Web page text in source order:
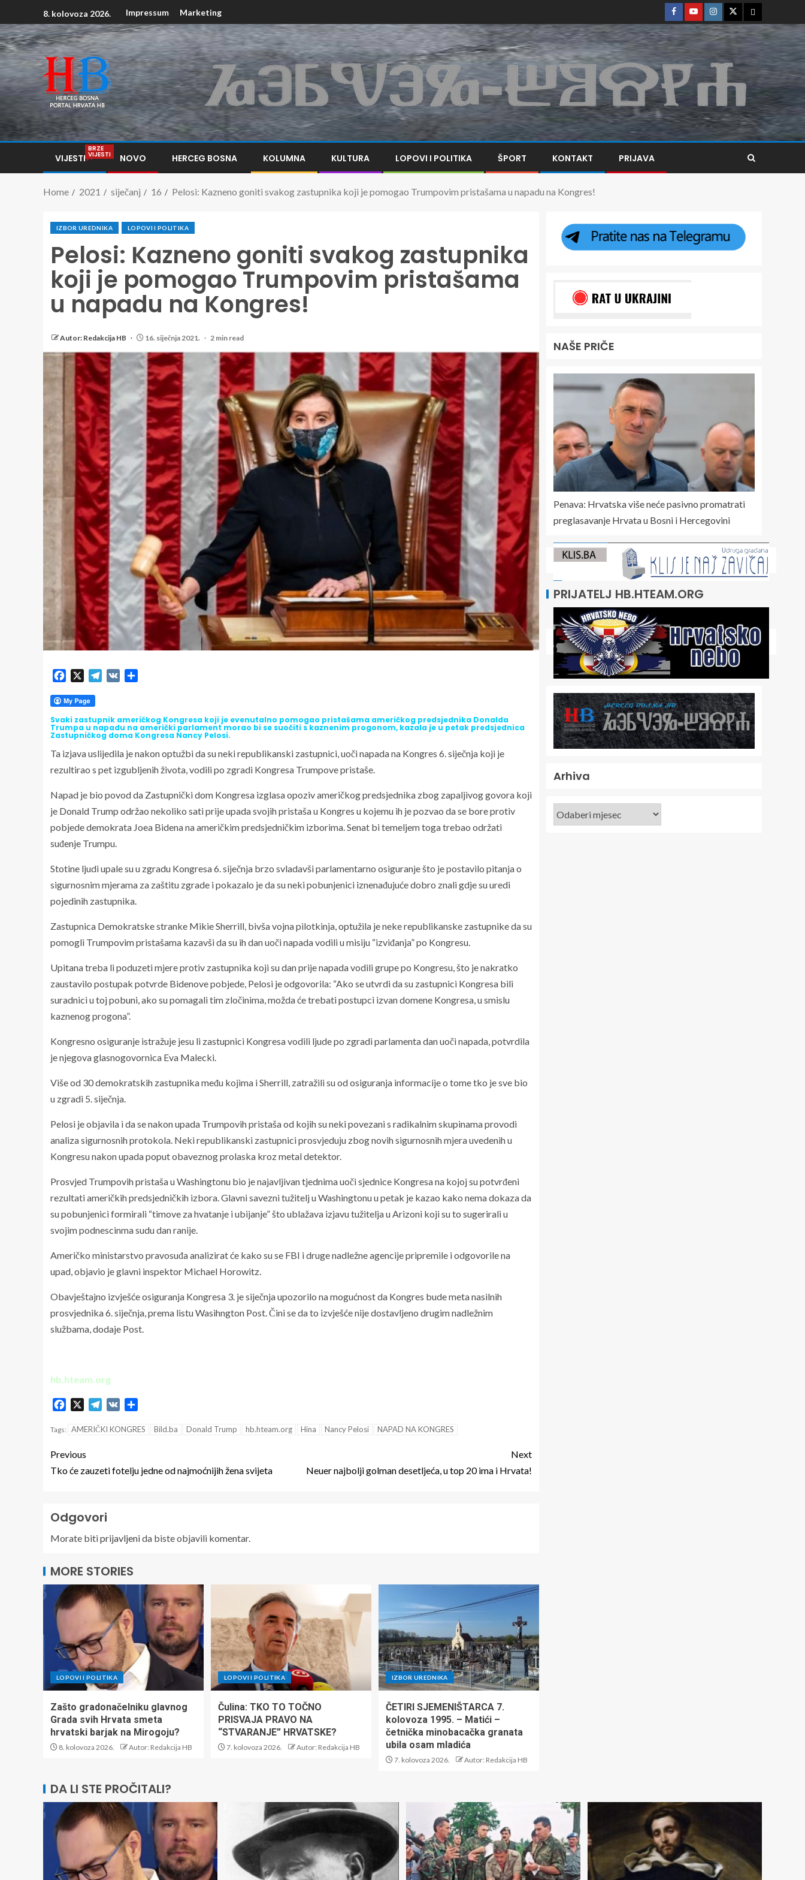
8. kolovoza 2026. Impressum Marketing
VIJESTI
BRZE
VIJESTI NOVO HERCEG BOSNA KOLUMNA KULTURA LOPOVI I POLITIKA ŠPORT KONTAKT PRIJAVA
Home 2021 siječanj 16 Pelosi: Kazneno goniti svakog zastupnika koji je pomogao Trumpovim pristašama u napadu na Kongres!
IZBOR UREDNIKA LOPOVI I POLITIKA
Pelosi: Kazneno goniti svakog zastupnika
koji je pomogao Trumpovim pristašama
u napadu na Kongres!
Autor: Redakcija HB 16. siječnja 2021. 2 min read
Facebook Telegram
VK
Svaki zastupnik američkog Kongresa koji je evenutalno pomogao pristašama američkog predsjednika Donalda
Trumpa u napadu na američki parlament morao bi se suočiti s kaznenim progonom, kazala je u petak predsjednica
Zastupničkog doma Kongresa Nancy Pelosi.
Ta izjava uslijedila je nakon optužbi da su neki republikanski zastupnici, uoči napada na Kongres 6. siječnja koji je
rezultirao s pet izgubljenih života, vodili po zgradi Kongresa Trumpove pristaše.
Napad je bio povod da Zastupnički dom Kongresa izglasa opoziv američkog predsjednika zbog zapaljivog govora koji
je Donald Trump održao nekoliko sati prije upada svojih pristaša u Kongres u kojemu ih je pozvao da se bore protiv
pobjede demokrata Joea Bidena na američkim predsjedničkim izborima. Senat bi temeljem toga trebao održati
suđenje Trumpu.
Stotine ljudi upale su u zgradu Kongresa 6. siječnja brzo svladavši parlamentarno osiguranje što je postavilo pitanja o
sigurnosnim mjerama za zaštitu zgrade i pokazalo je da su neki pobunjenici iznenađujuće dobro znali gdje su uredi
pojedinih zastupnika.
Zastupnica Demokratske stranke Mikie Sherrill, bivša vojna pilotkinja, optužila je neke republikanske zastupnike da su
pomogli Trumpovim pristašama kazavši da su ih dan uoči napada vodili u misiju “izviđanja” po Kongresu.
Upitana treba li poduzeti mjere protiv zastupnika koji su dan prije napada vodili grupe po Kongresu, što je nakratko
zaustavilo postupak potvrde Bidenove pobjede, Pelosi je odgovorila: “Ako se utvrdi da su zastupnici Kongresa bili
suradnici u toj pobuni, ako su pomagali tim zločinima, možda će trebati postupci izvan domene Kongresa, u smislu
kaznenog progona”.
Kongresno osiguranje istražuje jesu li zastupnici Kongresa vodili ljude po zgradi parlamenta dan uoči napada, potvrdila
je njegova glasnogovornica Eva Malecki.
Više od 30 demokratskih zastupnika među kojima i Sherrill, zatražili su od osiguranja informacije o tome tko je sve bio
u zgradi 5. siječnja.
Pelosi je objavila i da se nakon upada Trumpovih pristaša od kojih su neki povezani s radikalnim skupinama provodi
analiza sigurnosnih protokola. Neki republikanski zastupnici prosvjeduju zbog novih sigurnosnih mjera uvedenih u
Kongresu nakon upada poput obaveznog prolaska kroz metal detektor.
Prosvjed Trumpovih pristaša u Washingtonu bio je najavljivan tjednima uoči sjednice Kongresa na kojoj su potvrđeni
rezultati američkih predsjedničkih izbora. Glavni savezni tužitelj u Washingtonu u petak je kazao kako nema dokaza da
su pobunjenici formirali “timove za hvatanje i ubijanje” što ublažava izjavu tužitelja u Arizoni koji su to sugerirali u
svojim podnescinma sudu dan ranije.
Američko ministarstvo pravosuđa analizirat će kako su se FBI i druge nadležne agencije pripremile i odgovorile na
upad, objavio je glavni inspektor Michael Horowitz.
Obavještajno izvješće osiguranja Kongresa 3. je siječnja upozorilo na mogućnost da Kongres bude meta nasilnih
prosvjednika 6. siječnja, prema listu Wasihngton Post. Čini se da to izvješće nije dostavljeno drugim nadležnim
službama, dodaje Post.
hb.hteam.org
Facebook Telegram
VK
Tags: AMERIČKI KONGRES Bild.ba Donald Trump hb.hteam.org Hina Nancy Pelosi NAPAD NA KONGRES
Previous
Tko će zauzeti fotelju jedne od najmoćnijih žena svijeta
Next
Neuer najbolji golman desetljeća, u top 20 ima i Hrvata!
Odgovori
Morate bitiprijavljenida biste objavili komentar.
MORE STORIES
LOPOVI I POLITIKA
Zašto gradonačelniku glavnog
Grada svih Hrvata smeta
hrvatski barjak na Mirogoju?
8. kolovoza 2026. Autor: Redakcija HB
LOPOVI I POLITIKA
Čulina: TKO TO TOČNO
PRISVAJA PRAVO NA
“STVARANJE” HRVATSKE?
7. kolovoza 2026. Autor: Redakcija HB
IZBOR UREDNIKA
ČETIRI SJEMENIŠTARCA 7.
kolovoza 1995. – Matići –
četnička minobacačka granata
ubila osam mladića
7. kolovoza 2026. Autor: Redakcija HB
NAŠE PRIČE
Penava: Hrvatska više neće pasivno promatrati
preglasavanje Hrvata u Bosni i Hercegovini
PRIJATELJ HB.HTEAM.ORG
Arhiva
DA LI STE PROČITALI?